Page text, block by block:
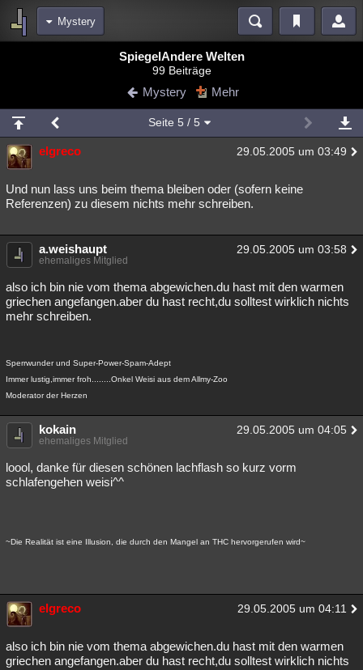
Mystery
Blogs
Chat Wiki Neuigkeiten
meine Rubriken
Menschen Mystery Kriminalfälle
Spiritualität Verschwörungen Technologie Ufologie
weitere Rubriken
Philosophie Träume
Astronomie Helpdesk Gruppen Gaming Filme
Besucht Teilgenommen Alle Neue
SpiegelAndere Welten
99 Beiträge
Mystery Mehr
Seite 5 / 5
elgreco 29.05.2005 um 03:49
Und nun lass uns beim thema bleiben oder (sofern keine
Referenzen) zu diesem nichts mehr schreiben.
a.weishaupt 29.05.2005 um 03:58
ehemaliges Mitglied
also ich bin nie vom thema abgewichen.du hast mit den warmen
griechen angefangen.aber du hast recht,du solltest wirklich nichts
mehr schreiben.
Sperrwunder und Super-Power-Spam-Adept
Immer lustig,immer froh........Onkel Weisi aus dem Allmy-Zoo
Moderator der Herzen
kokain 29.05.2005 um 04:05
ehemaliges Mitglied
loool, danke für diesen schönen lachflash so kurz vorm
schlafengehen weisi^^
~Die Realität ist eine Illusion, die durch den Mangel an THC hervorgerufen wird~
elgreco 29.05.2005 um 04:11
also ich bin nie vom thema abgewichen.du hast mit den warmen
griechen angefangen.aber du hast recht,du solltest wirklich nichts